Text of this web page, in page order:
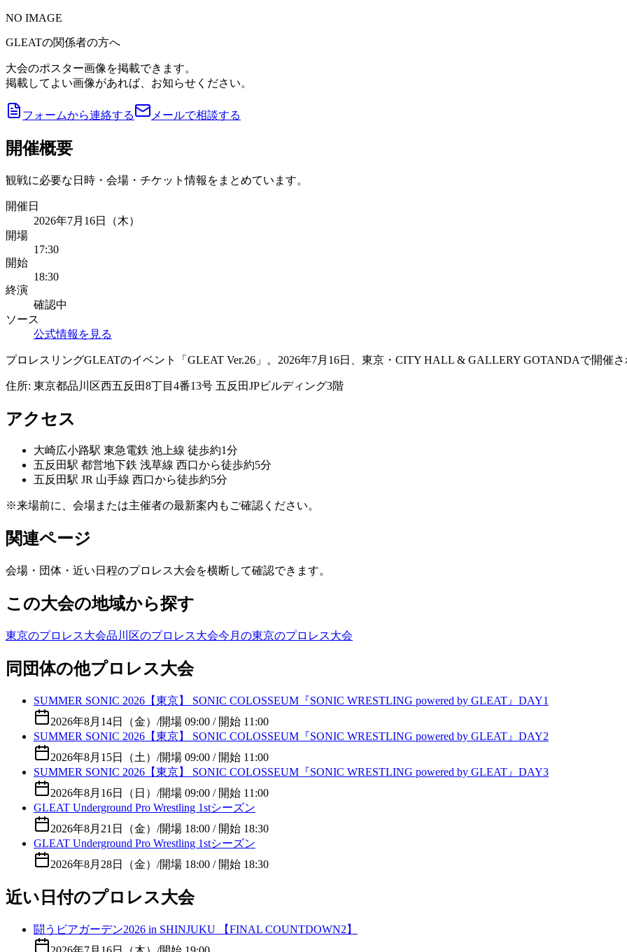
NO IMAGE
GLEATの関係者の方へ
大会のポスター画像を掲載できます。
掲載してよい画像があれば、お知らせください。
フォームから連絡する メールで相談する
開催概要
観戦に必要な日時・会場・チケット情報をまとめています。
開催日
2026年7月16日（木）
開場
17:30
開始
18:30
終演
確認中
ソース
公式情報を見る
プロレスリングGLEATのイベント「GLEAT Ver.26」。2026年7月16日、東京・CITY HALL & GALLERY GOTANDAで開催
住所: 東京都品川区西五反田8丁目4番13号 五反田JPビルディング3階
アクセス
大崎広小路駅 東急電鉄 池上線 徒歩約1分
五反田駅 都営地下鉄 浅草線 西口から徒歩約5分
五反田駅 JR 山手線 西口から徒歩約5分
※来場前に、会場または主催者の最新案内もご確認ください。
関連ページ
会場・団体・近い日程のプロレス大会を横断して確認できます。
この大会の地域から探す
東京のプロレス大会品川区のプロレス大会今月の東京のプロレス大会
同団体の他プロレス大会
SUMMER SONIC 2026【東京】 SONIC COLOSSEUM『SONIC WRESTLING powered by GLEAT』DAY1
2026年8月14日（金） /開場 09:00 / 開始 11:00
SUMMER SONIC 2026【東京】 SONIC COLOSSEUM『SONIC WRESTLING powered by GLEAT』DAY2
2026年8月15日（土） /開場 09:00 / 開始 11:00
SUMMER SONIC 2026【東京】 SONIC COLOSSEUM『SONIC WRESTLING powered by GLEAT』DAY3
2026年8月16日（日） /開場 09:00 / 開始 11:00
GLEAT Underground Pro Wrestling 1stシーズン
2026年8月21日（金） /開場 18:00 / 開始 18:30
GLEAT Underground Pro Wrestling 1stシーズン
2026年8月28日（金） /開場 18:00 / 開始 18:30
近い日付のプロレス大会
闘うビアガーデン2026 in SHINJUKU 【FINAL COUNTDOWN2】